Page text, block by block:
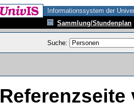
Informationssystem der
Sammlung/Stundenplan
Suche:
Referenzseite